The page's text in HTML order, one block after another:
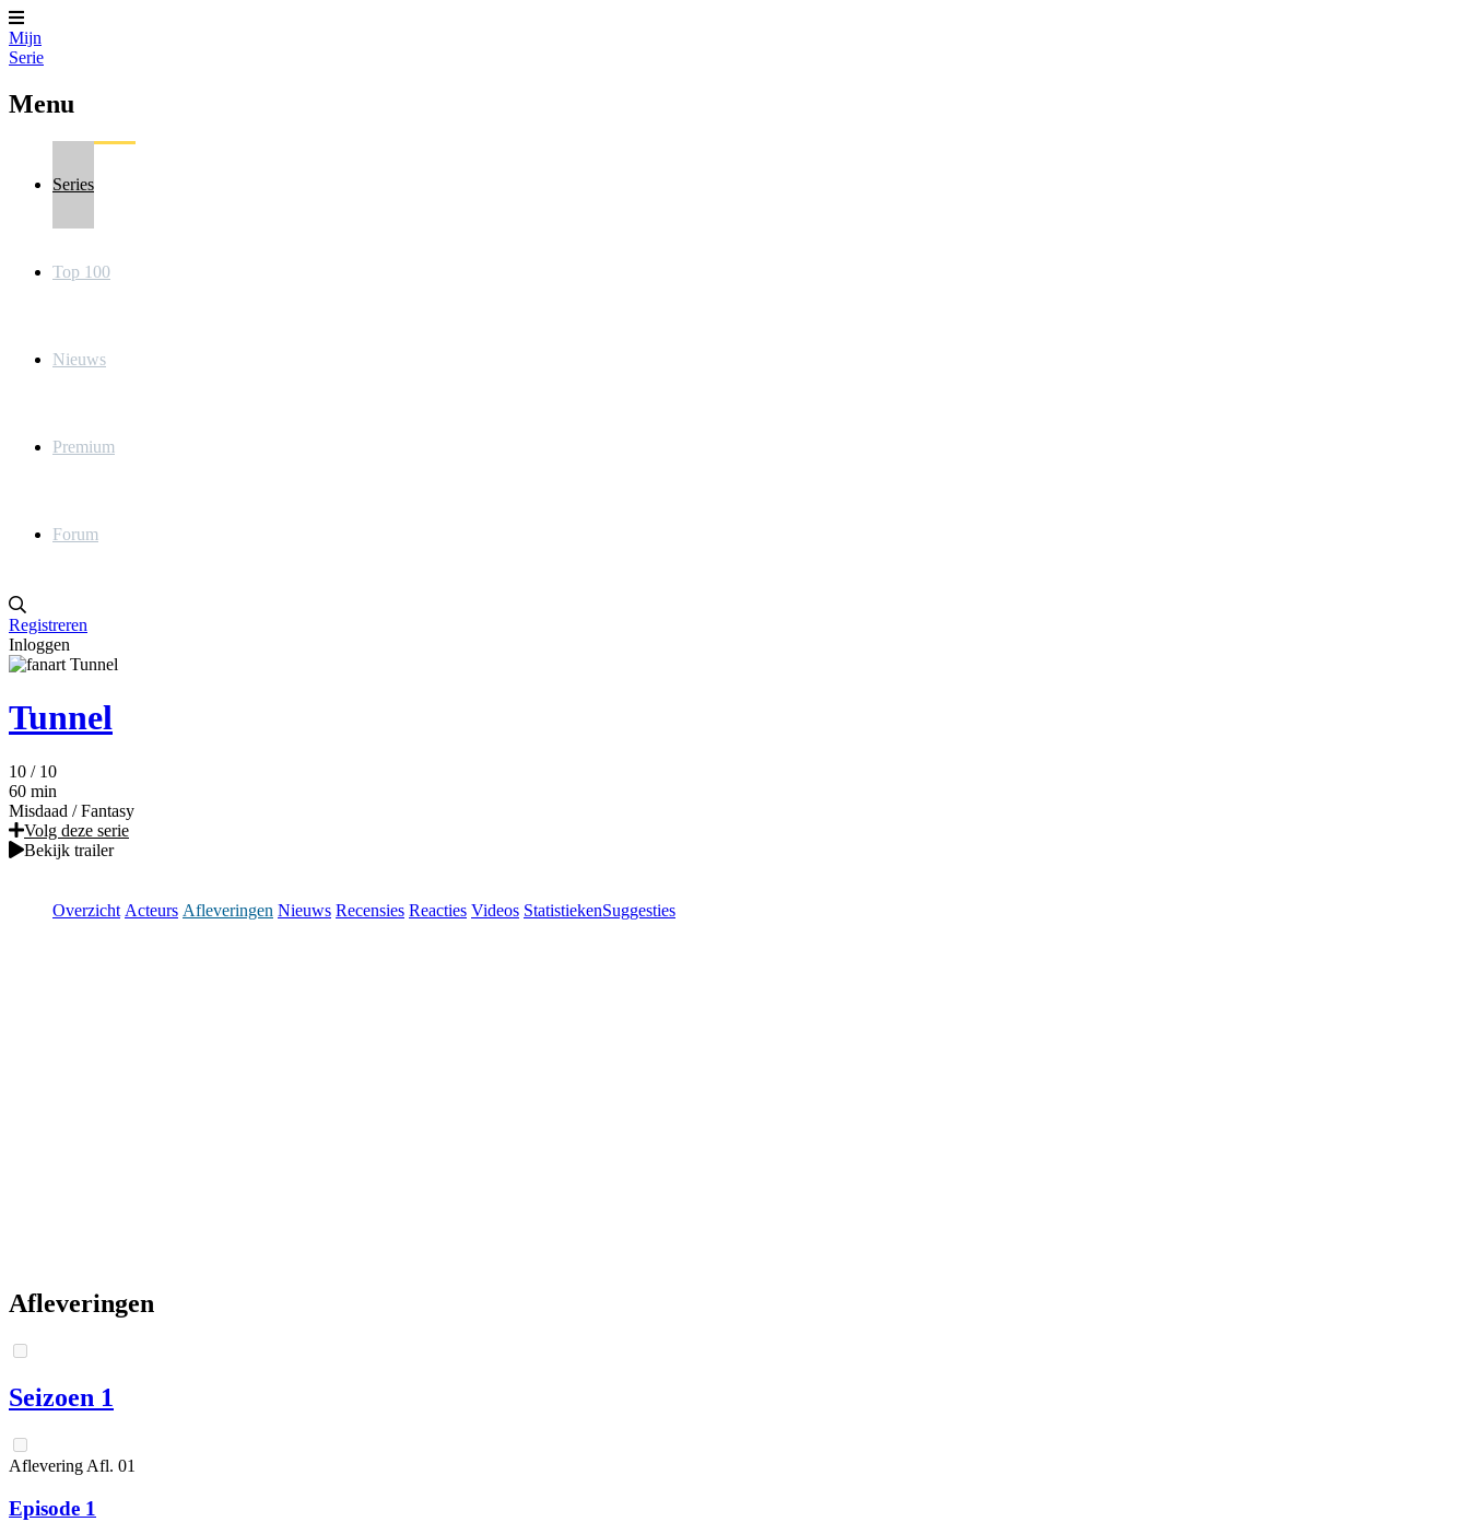
Mijn
Serie
Menu
Series
Top 100
Nieuws
Premium
Forum
Registreren
Inloggen
Tunnel
10 / 10
60 min
Misdaad / Fantasy
Volg deze serie
Bekijk trailer
Overzicht Acteurs Afleveringen Nieuws Recensies Reacties Videos StatistiekenSuggesties
Afleveringen
Seizoen 1
Aflevering Afl. 01
Episode 1